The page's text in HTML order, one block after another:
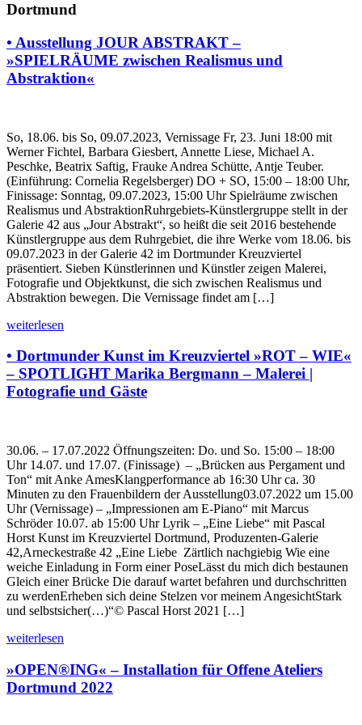
Dortmund
• Ausstellung JOUR ABSTRAKT –
»SPIELRÄUME zwischen Realismus und
Abstraktion«
So, 18.06. bis So, 09.07.2023, Vernissage Fr, 23. Juni 18:00 mit
Werner Fichtel, Barbara Giesbert, Annette Liese, Michael A.
Peschke, Beatrix Saftig, Frauke Andrea Schütte, Antje Teuber.
(Einführung: Cornelia Regelsberger) DO + SO, 15:00 – 18:00 Uhr,
Finissage: Sonntag, 09.07.2023, 15:00 Uhr Spielräume zwischen
Realismus und AbstraktionRuhrgebiets-Künstlergruppe stellt in der
Galerie 42 aus „Jour Abstrakt“, so heißt die seit 2016 bestehende
Künstlergruppe aus dem Ruhrgebiet, die ihre Werke vom 18.06. bis
09.07.2023 in der Galerie 42 im Dortmunder Kreuzviertel
präsentiert. Sieben Künstlerinnen und Künstler zeigen Malerei,
Fotografie und Objektkunst, die sich zwischen Realismus und
Abstraktion bewegen. Die Vernissage findet am […]
weiterlesen
• Dortmunder Kunst im Kreuzviertel »ROT – WIE«
– SPOTLIGHT Marika Bergmann – Malerei |
Fotografie und Gäste
30.06. – 17.07.2022 Öffnungszeiten: Do. und So. 15:00 – 18:00
Uhr 14.07. und 17.07. (Finissage) – „Brücken aus Pergament und
Ton“ mit Anke AmesKlangperformance ab 16:30 Uhr ca. 30
Minuten zu den Frauenbildern der Ausstellung03.07.2022 um 15.00
Uhr (Vernissage) – „Impressionen am E-Piano“ mit Marcus
Schröder 10.07. ab 15:00 Uhr Lyrik – „Eine Liebe“ mit Pascal
Horst Kunst im Kreuzviertel Dortmund, Produzenten-Galerie
42,Arneckestraße 42 „Eine Liebe Zärtlich nachgiebig Wie eine
weiche Einladung in Form einer PoseLässt du mich dich bestaunen
Gleich einer Brücke Die darauf wartet befahren und durchschritten
zu werdenErheben sich deine Stelzen vor meinem AngesichtStark
und selbstsicher(…)“© Pascal Horst 2021 […]
weiterlesen
»OPEN®ING« – Installation für Offene Ateliers
Dortmund 2022